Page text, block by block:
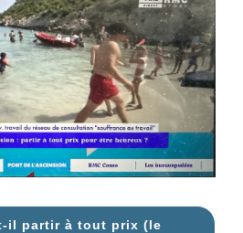
il partir à tout prix (le